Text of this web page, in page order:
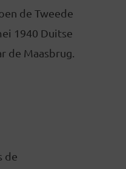
de Tweede
1940 Duitse
de Maasbrug.
de